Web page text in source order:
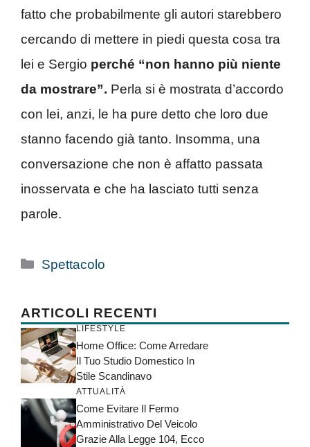
fatto che probabilmente gli autori starebbero
cercando di mettere in piedi questa cosa tra
lei e Sergio perché “non hanno più niente
da mostrare”. Perla si è mostrata d’accordo
con lei, anzi, le ha pure detto che loro due
stanno facendo già tanto. Insomma, una
conversazione che non è affatto passata
inosservata e che ha lasciato tutti senza
parole.
Categorie
Spettacolo
ARTICOLI RECENTI
LIFESTYLE
Home Office: Come Arredare
Il Tuo Studio Domestico In
Stile Scandinavo
ATTUALITÀ
Come Evitare Il Fermo
Amministrativo Del Veicolo
Grazie Alla Legge 104, Ecco